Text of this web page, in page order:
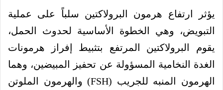
يؤثر ارتفاع هرمون البرولاكتين سلباً على عملية
التبويض، وهي الخطوة الأساسية لحدوث الحمل،
يقوم البرولاكتين المرتفع بتثبيط إفراز هرمونات
الغدة النخامية المسؤولة عن تحفيز المبيضين، وهما
الهرمون المنبه للجريب (FSH) والهرمون الملوتن